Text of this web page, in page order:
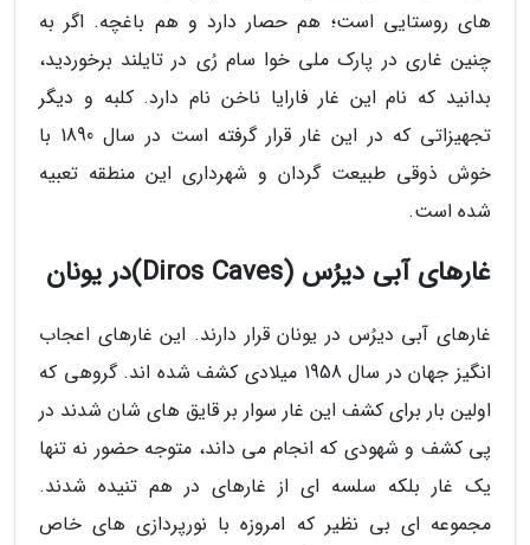
های روستایی است؛ هم حصار دارد و هم باغچه. اگر به
چنین غاری در پارک ملی خوا سام رُی در تایلند برخوردید،
بدانید که نام این غار فارایا ناخن نام دارد. کلبه و دیگر
تجهیزاتی که در این غار قرار گرفته است در سال 1890 با
خوش ذوقی طبیعت گردان و شهرداری این منطقه تعبیه
شده است.
غارهای آبی دیرُس (Diros Caves)در یونان
غارهای آبی دیرُس در یونان قرار دارند. این غارهای اعجاب
انگیز جهان در سال 1958 میلادی کشف شده اند. گروهی که
اولین بار برای کشف این غار سوار بر قایق های شان شدند در
پی کشف و شهودی که انجام می داند، متوجه حضور نه تنها
یک غار بلکه سلسه ای از غارهای در هم تنیده شدند.
مجموعه ای بی نظیر که امروزه با نورپردازی های خاص